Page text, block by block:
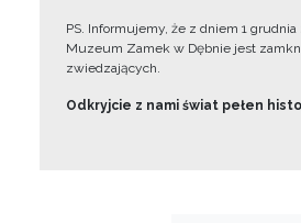
PS. Informujemy, że z dniem 1 grudnia
Muzeum Zamek w Dębnie jest
zwiedzających.
Odkryjcie z nami świat pełen